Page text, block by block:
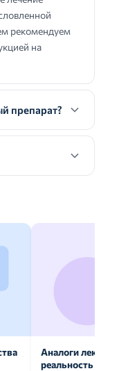
рекомендуем
на
препарат?
Аналоги
реальность